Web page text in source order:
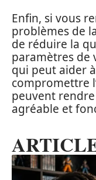
Enfin, si vous
problèmes de
de réduire la
paramètres de
qui peut aider
compromettre
peuvent
agréable et